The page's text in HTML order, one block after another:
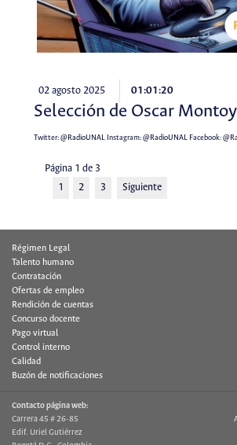
02 agosto 2025 01:01:20
Selección de Oscar
Twitter:@RadioUNALInstagram:@RadioUNALFacebook:
Página 1 de 3
1
2 3 Siguiente
Régimen Legal
Talento humano
Contratación
Ofertas de empleo
Rendición de cuentas
Concurso docente
Pago virtual
Control interno
Calidad
Buzón de notificaciones
Contacto página web:
Carrera 45 # 26-85
Edif. Uriel Gutiérrez